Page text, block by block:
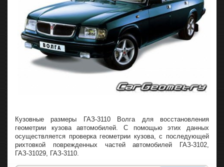
Кузовные размеры ГАЗ-3110 Волга для восстановления
геометрии кузова автомобилей. С помощью этих данных
осуществляется проверка геометрии кузова, с последующей
рихтовкой поврежденных частей автомобилей ГАЗ-3102,
ГАЗ-31029, ГАЗ-3110.